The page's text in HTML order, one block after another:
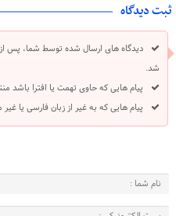
ثبت دیدگاه
دیدگاه های ارسال شده توسط شما، پس
شد.
پیام هایی که حاوی تهمت یا افترا باشد
پیام هایی که به غیر از زبان فارسی یا